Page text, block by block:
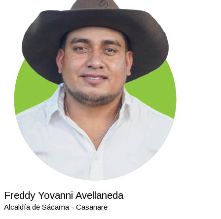
Freddy Yovanni Avellaneda
Alcaldía de Sácama - Casanare